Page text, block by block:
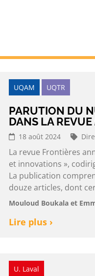
UQAM UQTR
PARUTION DU
DANS LA REVUE
18 août 2024
La revue Frontières
et innovations »,
La publication
douze articles, dont
Mouloud Boukala et
Lire plus ›
U. Laval